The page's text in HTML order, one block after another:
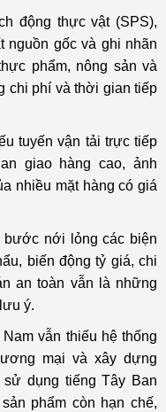
động thực vật (SPS),
nguồn gốc và ghi nhãn
phẩm, nông sản và
chi phí và thời gian tiếp
tuyến vận tải trực tiếp
giao hàng cao, ảnh
nhiều mặt hàng có giá
bước nới lỏng các biện
biến động tỷ giá, chi
an toàn vẫn là những
ý.
vẫn thiếu hệ thống
mại và xây dựng
dụng tiếng Tây Ban
phẩm còn hạn chế,